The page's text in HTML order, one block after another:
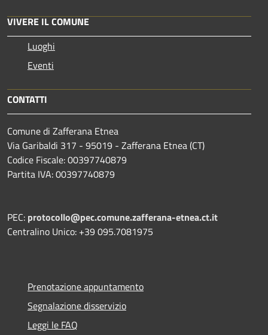
VIVERE IL COMUNE
Luoghi
Eventi
CONTATTI
Comune di Zafferana Etnea
Via Garibaldi 317 - 95019 - Zafferana Etnea (CT)
Codice Fiscale: 00397740879
Partita IVA: 00397740879
PEC: protocollo@pec.comune.zafferana-etnea.ct.it
Centralino Unico: +39 095.7081975
Prenotazione appuntamento
Segnalazione disservizio
Leggi le FAQ